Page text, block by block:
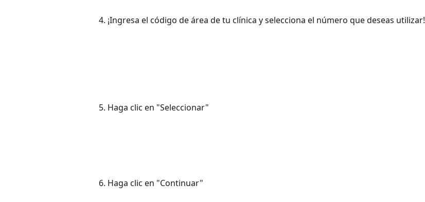
4. ¡Ingresa el código de área de tu clínica y selecciona el número que deseas utilizar!
5. Haga clic en "Seleccionar"
6. Haga clic en "Continuar"